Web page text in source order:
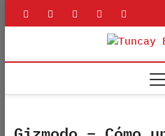
Skip
linkedin twitter youtube